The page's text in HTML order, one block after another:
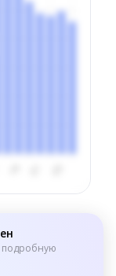
подробную